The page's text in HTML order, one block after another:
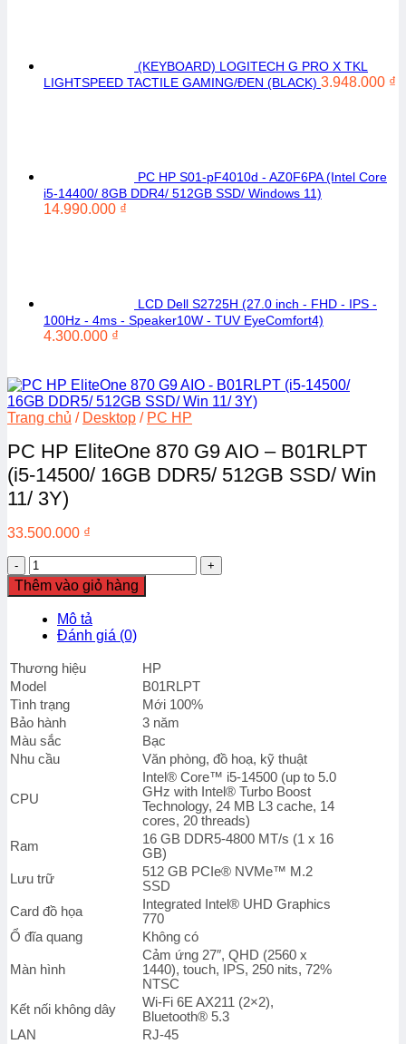
(KEYBOARD) LOGITECH G PRO X TKL
LIGHTSPEED TACTILE GAMING/ĐEN (BLACK) 3.948.000 ₫
PC HP S01-pF4010d - AZ0F6PA (Intel Core
i5-14400/ 8GB DDR4/ 512GB SSD/ Windows 11)
14.990.000 ₫
LCD Dell S2725H (27.0 inch - FHD - IPS -
100Hz - 4ms - Speaker10W - TUV EyeComfort4)
4.300.000 ₫
Trang chủ / Desktop / PC HP
PC HP EliteOne 870 G9 AIO – B01RLPT
(i5-14500/ 16GB DDR5/ 512GB SSD/ Win
11/ 3Y)
33.500.000 ₫
PC
HP
EliteOne
B01RLPT
(i5-
14500/
16GB
DDR5/
512GB
Win
11/
số
Thêm vào giỏ hàng
Mô tả
Đánh giá (0)
Thương hiệu
HP
Model
B01RLPT
Tình trạng
Mới 100%
Bảo hành
3 năm
Màu sắc
Bạc
Nhu cầu
Văn phòng, đồ hoạ, kỹ thuật
CPU
Intel® Core™ i5-14500 (up to 5.0
GHz with Intel® Turbo Boost
Technology, 24 MB L3 cache, 14
cores, 20 threads)
Ram
16 GB DDR5-4800 MT/s (1 x 16
GB)
Lưu trữ
512 GB PCIe® NVMe™ M.2
SSD
Card đồ họa
Integrated Intel® UHD Graphics
770
Ổ đĩa quang
Không có
Màn hình
Cảm ứng 27″, QHD (2560 x
1440), touch, IPS, 250 nits, 72%
NTSC
Kết nối không dây
Wi-Fi 6E AX211 (2×2),
Bluetooth® 5.3
LAN
RJ-45